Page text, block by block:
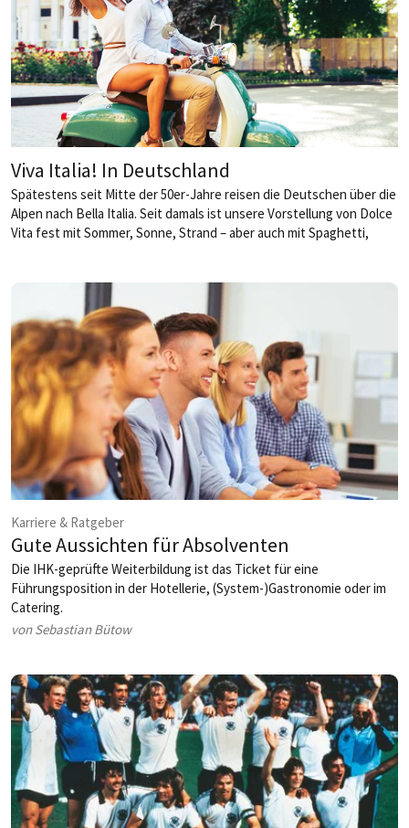
Viva Italia! In Deutschland
Spätestens seit Mitte der 50er-Jahre reisen die Deutschen über die
Alpen nach Bella Italia. Seit damals ist unsere Vorstellung von Dolce
Vita fest mit Sommer, Sonne, Strand – aber auch mit Spaghetti,
Lebensgefühl vor allem in der italienischen Gastronomie. Denn
nirgendwo kann man hierzulande den Traum vom »Süßen Leben« so
schön träumen wie beim Italiener. Text: Jan Lacroix
Müller
Karriere & Ratgeber
Gute Aussichten für Absolventen
Die IHK-geprüfte Weiterbildung ist das Ticket für eine
Führungsposition in der Hotellerie, (System-)Gastronomie oder im
Catering.
von Sebastian Bütow